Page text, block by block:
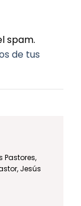
spam.
de tus
Pastores,
Jesús